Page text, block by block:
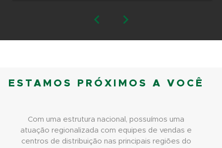
ESTAMOS PRÓXIMOS A VOCÊ
Com uma estrutura nacional, possuímos uma
atuação regionalizada com equipes de vendas e
centros de distribuição nas principais regiões do